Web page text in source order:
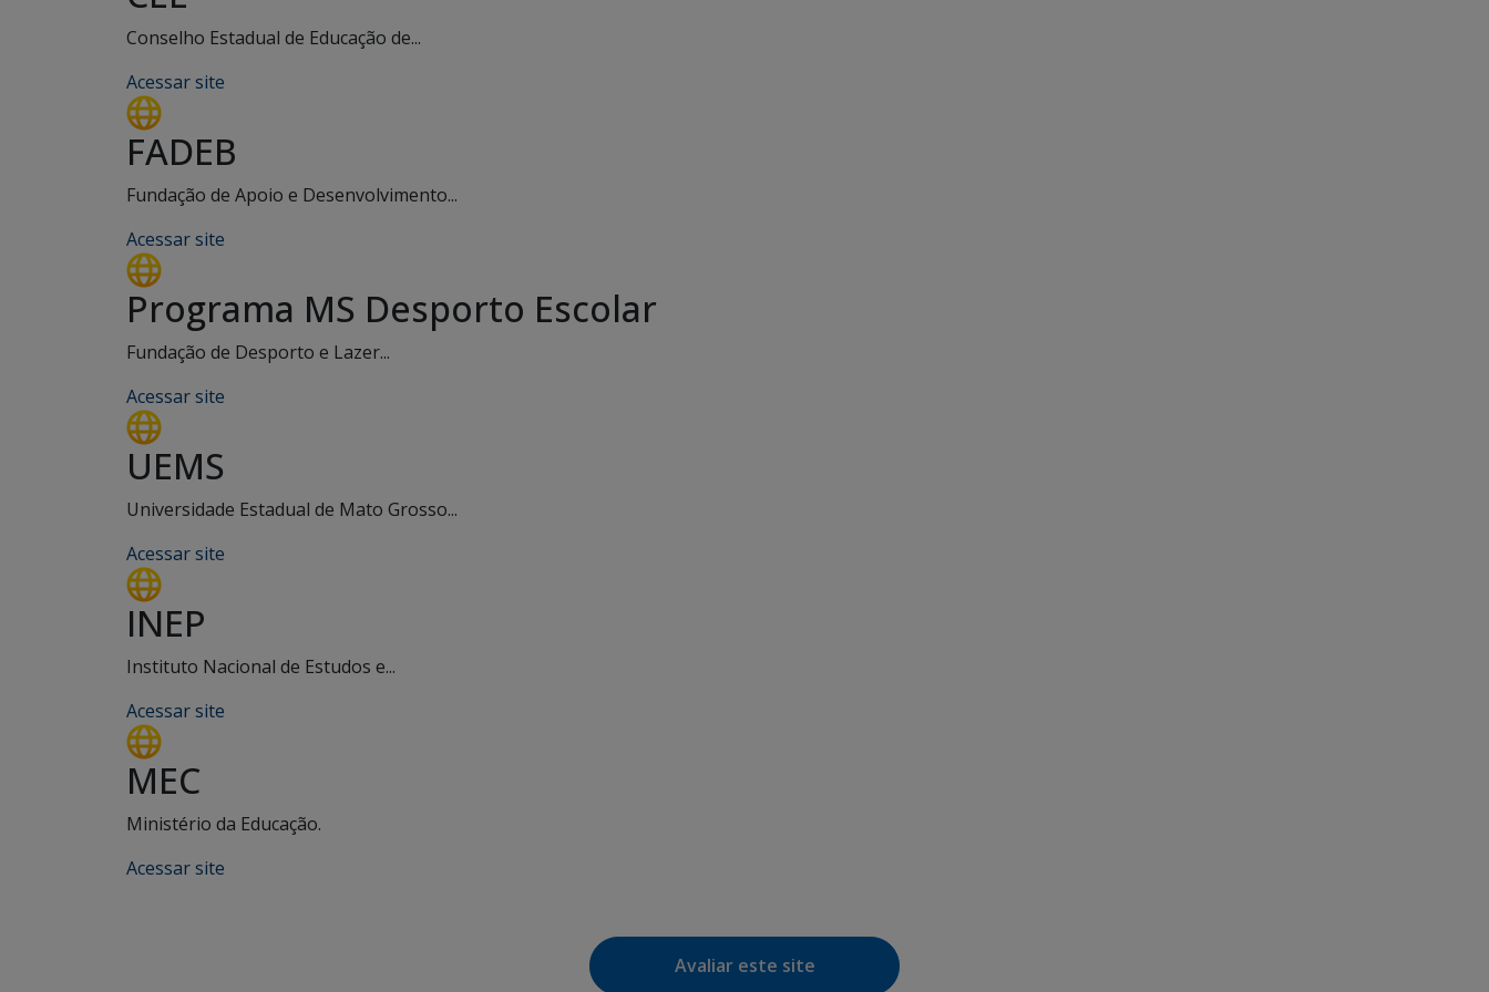
Conselho Estadual de Educação de...
Acessar site
FADEB
Fundação de Apoio e Desenvolvimento...
Acessar site
Programa MS Desporto Escolar
Fundação de Desporto e Lazer...
Acessar site
UEMS
Universidade Estadual de Mato Grosso...
Acessar site
INEP
Instituto Nacional de Estudos e...
Acessar site
MEC
Ministério da Educação.
Acessar site
Avaliar este site